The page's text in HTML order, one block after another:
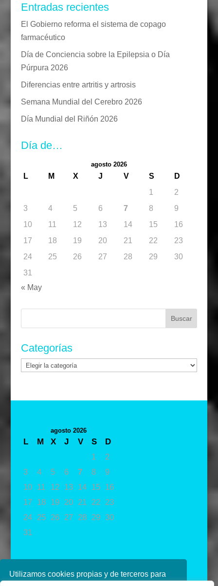
Utilizamos cookies propias y de terceros para
Entradas recientes
El Gobierno reforma el sistema de copago
farmacéutico
Día de Conciencia sobre la Epilepsia o Día
Púrpura 2026
Diferencias entre artritis y artrosis
Semana Mundial del Cerebro 2026
Día Mundial del Riñón 2026
Día de…
agosto 2026
L M X J V S
D
1
2
3
4 5 6 7 8
9
10
11 12 13 14 15
16
17
18 19 20 21 22
23
24
25 26 27 28 29
30
31
« May
Buscar:
Categorías
Categorías
agosto 2026
L M X J V S
D
1
2
3
4 5 6 7 8
9
10
11 12 13 14 15
16
17
18 19 20 21 22
23
24
25 26 27 28 29 30
31